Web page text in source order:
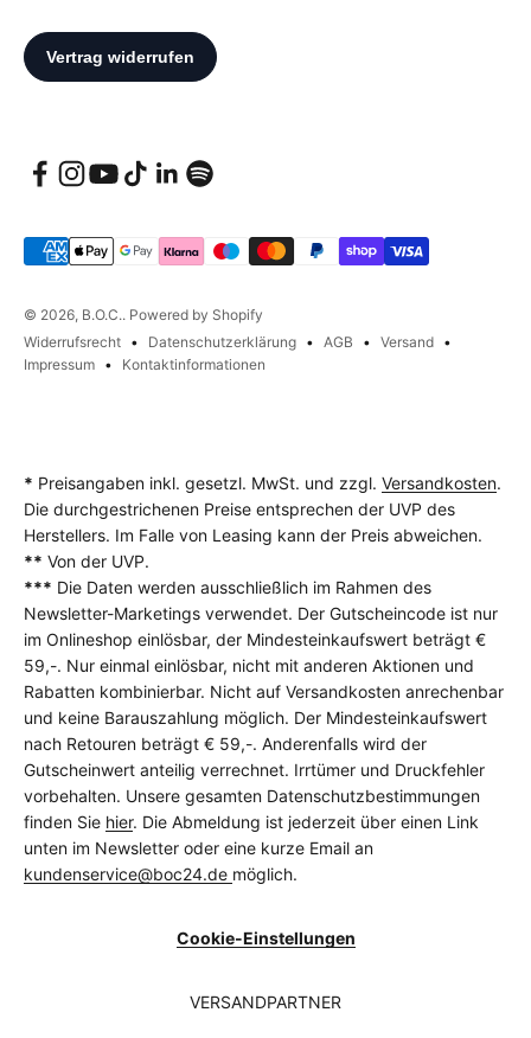
© 2026, B.O.C.. Powered by Shopify
Widerrufsrecht
Datenschutzerklärung AGB
Versand
Impressum
Kontaktinformationen
* Preisangaben inkl. gesetzl. MwSt. und zzgl. Versandkosten.
Die durchgestrichenen Preise entsprechen der UVP des
Herstellers. Im Falle von Leasing kann der Preis abweichen.
** Von der UVP.
*** Die Daten werden ausschließlich im Rahmen des
Newsletter-Marketings verwendet. Der Gutscheincode ist nur
im Onlineshop einlösbar, der Mindesteinkaufswert beträgt €
59,-. Nur einmal einlösbar, nicht mit anderen Aktionen und
Rabatten kombinierbar. Nicht auf Versandkosten anrechenbar
und keine Barauszahlung möglich. Der Mindesteinkaufswert
nach Retouren beträgt € 59,-. Anderenfalls wird der
Gutscheinwert anteilig verrechnet. Irrtümer und Druckfehler
vorbehalten. Unsere gesamten Datenschutzbestimmungen
finden Sie hier. Die Abmeldung ist jederzeit über einen Link
unten im Newsletter oder eine kurze Email an
kundenservice@boc24.de möglich.
Cookie-Einstellungen
VERSANDPARTNER